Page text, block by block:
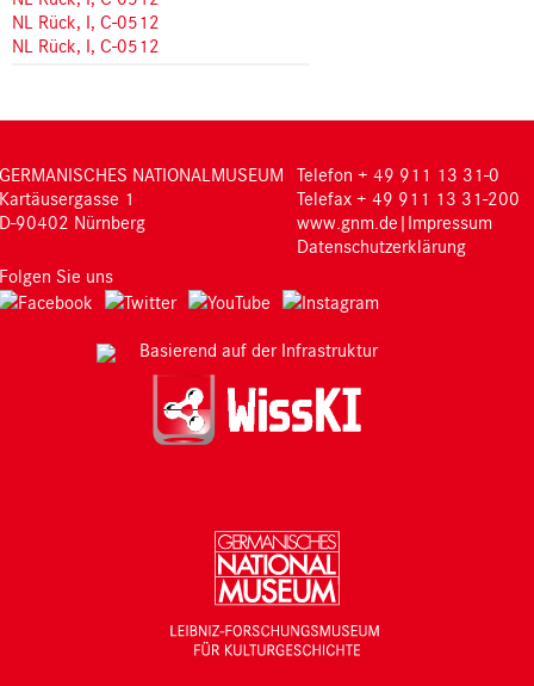
NL Rück, I, C-0512
NL Rück, I, C-0512
GERMANISCHES NATIONALMUSEUM
Kartäusergasse 1
D-90402 Nürnberg
Telefon + 49 911 13 31-0
Telefax + 49 911 13 31-200
www.gnm.de | Impressum
Datenschutzerklärung
Folgen Sie uns
Basierend auf der Infrastruktur